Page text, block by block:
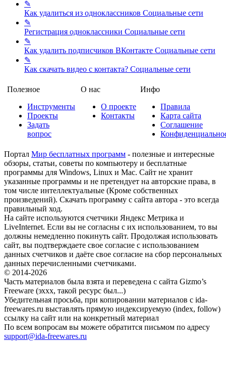
✎
Как удалиться из одноклассников Социальные сети
✎
Регистрация одноклассники Социальные сети
✎
Как удалить подписчиков ВКонтакте Социальные сети
✎
Как скачать видео с контакта? Социальные сети
Полезное
Инструменты
Проекты
Задать
вопрос
О нас
О проекте
Контакты
Инфо
Правила
Карта сайта
Соглашение
Портал Мир бесплатных программ - полезные и интересные
обзоры, статьи, советы по компьютеру и бесплатные
программы для Windows, Linux и Mac. Сайт не хранит
указанные программы и не претендует на авторские права, в
том числе интеллектуальные (Кроме собственных
произведений). Скачать программу с сайта автора - это всегда
правильный ход.
На сайте используются счетчики Яндекс Метрика и
LiveInternet. Если вы не согласны с их использованием, то вы
должны немедленно покинуть сайт. Продолжая использовать
сайт, вы подтверждаете свое согласие с использованием
данных счетчиков и даёте свое согласие на сбор персональных
данных перечисленными счетчиками.
© 2014-2026
Часть материалов была взята и переведена с сайта Gizmo’s
Freeware (эххх, такой ресурс был...)
Убедительная просьба, при копировании материалов с ida-
freewares.ru выставлять прямую индексируемую (index, follow)
ссылку на сайт или на конкретный материал
По всем вопросам вы можете обратится письмом по адресу
support@ida-freewares.ru